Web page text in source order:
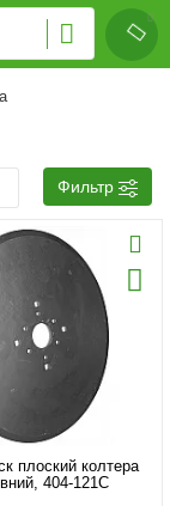
Фильтр
плоский колтера
404-121C